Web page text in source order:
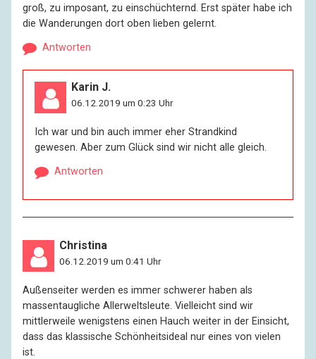
groß, zu imposant, zu einschüchternd. Erst später habe ich
die Wanderungen dort oben lieben gelernt.
Antworten
Karin J.
06.12.2019 um 0:23 Uhr
Ich war und bin auch immer eher Strandkind
gewesen. Aber zum Glück sind wir nicht alle gleich.
Antworten
Christina
06.12.2019 um 0:41 Uhr
Außenseiter werden es immer schwerer haben als
massentaugliche Allerweltsleute. Vielleicht sind wir
mittlerweile wenigstens einen Hauch weiter in der Einsicht,
dass das klassische Schönheitsideal nur eines von vielen
ist.